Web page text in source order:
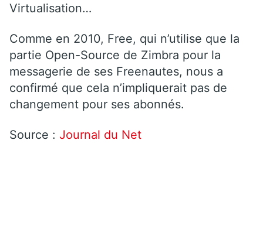
Virtualisation…
Comme en 2010, Free, qui n’utilise que la
partie Open-Source de Zimbra pour la
messagerie de ses Freenautes, nous a
confirmé que cela n’impliquerait pas de
changement pour ses abonnés.
Source : Journal du Net